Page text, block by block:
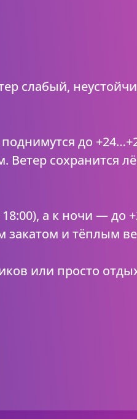
слабый,
до
сохранится
18:00), а к ночи —
закатом и тёплым
или просто